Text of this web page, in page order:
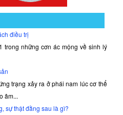
điều trị
trong những cơn ác mộng về sinh lý
trạng xảy ra ở phái nam lúc cơ thể
âm...
sự thật đằng sau là gì?